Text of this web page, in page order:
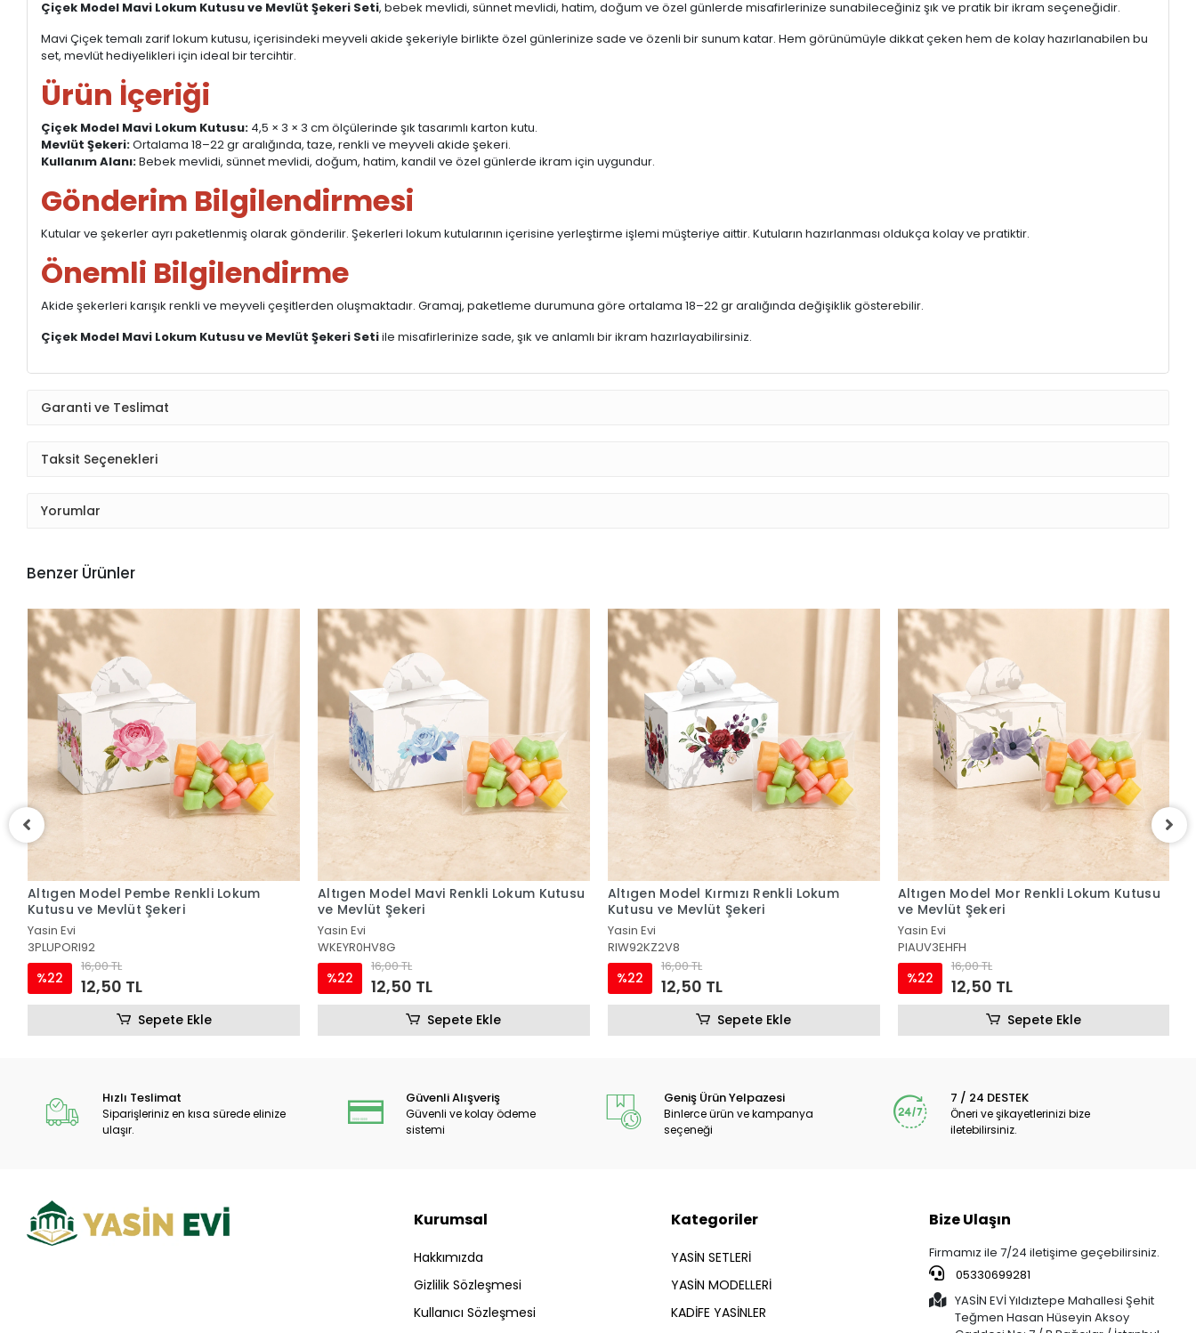
Çiçek Model Mavi Lokum Kutusu ve Mevlüt Şekeri Seti, bebek mevlidi, sünnet mevlidi, hatim, doğum ve özel günlerde misafirlerinize sunabileceğiniz şık ve pratik bir ikram seçeneğidir.
Mavi Çiçek temalı zarif lokum kutusu, içerisindeki meyveli akide şekeriyle birlikte özel günlerinize sade ve özenli bir sunum katar. Hem görünümüyle dikkat çeken hem de kolay hazırlanabilen bu
set, mevlüt hediyelikleri için ideal bir tercihtir.
Ürün İçeriği
Çiçek Model Mavi Lokum Kutusu: 4,5 × 3 × 3 cm ölçülerinde şık tasarımlı karton kutu.
Mevlüt Şekeri:Ortalama 18–22 gr aralığında, taze, renkli ve meyveli akide şekeri.
Kullanım Alanı:Bebek mevlidi, sünnet mevlidi, doğum, hatim, kandil ve özel günlerde ikram için uygundur.
Gönderim Bilgilendirmesi
Kutular ve şekerler ayrı paketlenmiş olarak gönderilir. Şekerleri lokum kutularının içerisine yerleştirme işlemi müşteriye aittir. Kutuların hazırlanması oldukça kolay ve pratiktir.
Önemli Bilgilendirme
Akide şekerleri karışık renkli ve meyveli çeşitlerden oluşmaktadır. Gramaj, paketleme durumuna göre ortalama 18–22 gr aralığında değişiklik gösterebilir.
Çiçek Model Mavi Lokum Kutusu ve Mevlüt Şekeri Setiile misafirlerinize sade, şık ve anlamlı bir ikram hazırlayabilirsiniz.
Garanti ve Teslimat
Taksit Seçenekleri
Yorumlar
Benzer Ürünler
Altıgen Model Mavi Renkli Lokum Kutusu
ve Mevlüt Şekeri
Yasin Evi
WKEYR0HV8G
%22
16,00 TL
12,50 TL
Sepete Ekle
Altıgen Model Kırmızı Renkli Lokum
Kutusu ve Mevlüt Şekeri
Yasin Evi
RIW92KZ2V8
%22
16,00 TL
12,50 TL
Sepete Ekle
Altıgen Model Mor Renkli Lokum Kutusu
ve Mevlüt Şekeri
Yasin Evi
PIAUV3EHFH
%22
16,00 TL
12,50 TL
Sepete Ekle
Altıgen Model Siyah Renkli Lokum Kutusu
ve Mevlüt Şekeri
Yasin Evi
IFYDKAMZ0K
%22
16,00 TL
12,50 TL
Sepete Ekle
Hızlı Teslimat
Siparişleriniz en kısa sürede elinize
ulaşır.
Güvenli Alışveriş
Güvenli ve kolay ödeme
sistemi
Geniş Ürün Yelpazesi
Binlerce ürün ve kampanya
seçeneği
7 / 24 DESTEK
Öneri ve şikayetlerinizi bize
iletebilirsiniz.
Kurumsal
Hakkımızda
Gizlilik Sözleşmesi
Kullanıcı Sözleşmesi
Kategoriler
YASİN SETLERİ
YASİN MODELLERİ
KADİFE YASİNLER
Bize Ulaşın
Firmamız ile 7/24 iletişime geçebilirsiniz.
05330699281
YASİN EVİ Yıldıztepe Mahallesi Şehit
Teğmen Hasan Hüseyin Aksoy